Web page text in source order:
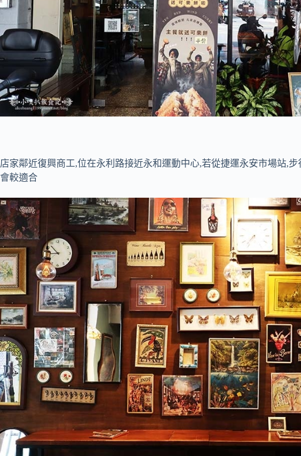
店家鄰近復興商工,位在永利路接近永和運動中心,若從捷運永安市場站,
會較適合